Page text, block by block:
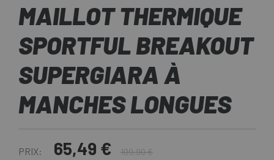
MAILLOT THERMIQUE
SPORTFUL BREAKOUT
SUPERGIARA À
MANCHES LONGUES
PRIX: 65,49 € 109,90 €